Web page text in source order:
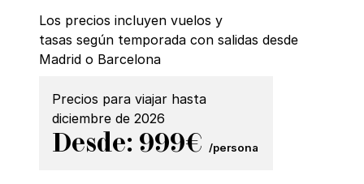
Los precios incluyen vuelos y
tasas según temporada con salidas desde
Madrid o Barcelona
Precios para viajar hasta
diciembre de 2026
Desde: 999€ /persona